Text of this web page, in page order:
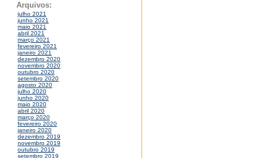
Arquivos:
julho 2021
junho 2021
maio 2021
abril 2021
março 2021
fevereiro 2021
janeiro 2021
dezembro 2020
novembro 2020
outubro 2020
setembro 2020
agosto 2020
julho 2020
junho 2020
maio 2020
abril 2020
março 2020
fevereiro 2020
janeiro 2020
dezembro 2019
novembro 2019
outubro 2019
setembro 2019